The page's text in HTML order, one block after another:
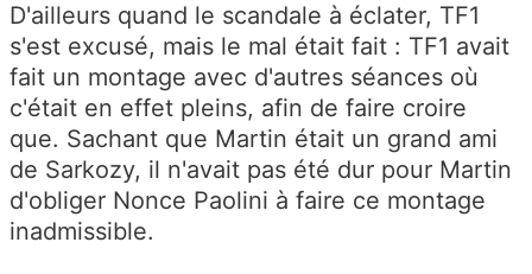
D'ailleurs quand le scandale à éclater, TF1
s'est excusé, mais le mal était fait : TF1 avait
fait un montage avec d'autres séances où
c'était en effet pleins, afin de faire croire
que. Sachant que Martin était un grand ami
de Sarkozy, il n'avait pas été dur pour Martin
d'obliger Nonce Paolini à faire ce montage
inadmissible.